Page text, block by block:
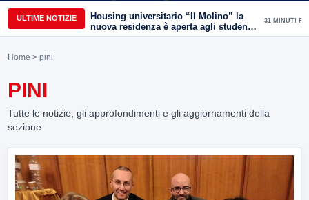
ULTIME NOTIZIE
Housing universitario “Il Molino” la
nuova residenza è aperta agli studenti
del Conservatorio “Nicola Sala” e
31 MINUTI FA
Home > pini
PINI
Tutte le notizie, gli approfondimenti e gli aggiornamenti della
sezione.